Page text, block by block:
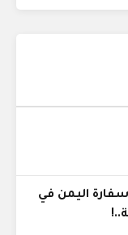
اليمن في